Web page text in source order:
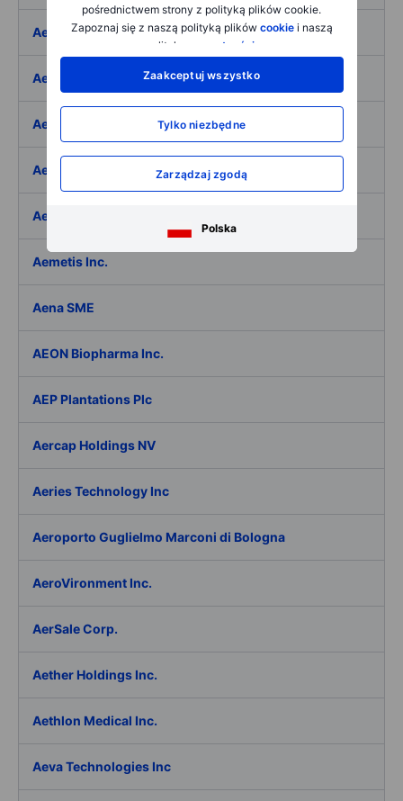
pośrednictwem strony z polityką plików cookie.
Zapoznaj się z naszą polityką plików cookiei naszą
polityką
prywatności
Zaakceptuj wszystko
Tylko niezbędne
Zarządzaj zgodą
Polska
Aeffe
Aegon Ltd
Aegon Ltd. - ADR
Aehr Test Systems
Aeluma Inc.
Aemetis Inc.
Aena SME
AEON Biopharma Inc.
AEP Plantations Plc
Aercap Holdings NV
Aeries Technology Inc
Aeroporto Guglielmo Marconi di Bologna
AeroVironment Inc.
AerSale Corp.
Aether Holdings Inc.
Aethlon Medical Inc.
Aeva Technologies Inc